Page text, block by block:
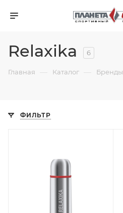
Relaxika 6
Главная — Каталог — Бренды
ФИЛЬТР